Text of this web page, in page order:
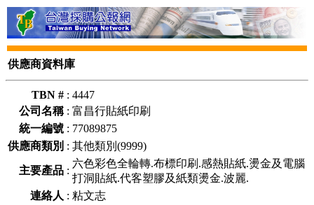
供應商資料庫
TBN # : 4447
公司名稱: 富昌行貼紙印刷
統一編號 : 77089875
供應商類別 : 其他類別(9999)
主要產品 :
六色彩色全輪轉.布標印刷.感熱貼紙.燙金及電腦
打洞貼紙.代客塑膠及紙類燙金.波麗.
連絡人 : 粘文志